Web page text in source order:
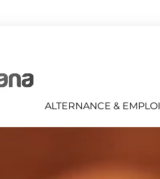
ALTERNANCE & EMPLOI